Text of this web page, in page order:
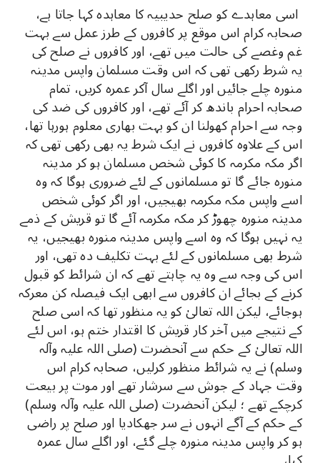
اسی معاہدے کو صلح حدیبیہ کا معاہدہ کہا جاتا ہے،
صحابہ کرام اس موقع پر کافروں کے طرز عمل سے بہت
غم وغصے کی حالت میں تھے، اور کافروں نے صلح کی
یہ شرط رکھی تھی کہ اس وقت مسلمان واپس مدینہ
منورہ چلے جائیں اور اگلے سال آکر عمرہ کریں، تمام
صحابہ احرام باندھ کر آئے تھے، اور کافروں کی ضد کی
وجہ سے احرام کھولنا ان کو بہت بھاری معلوم ہورہا تھا،
اس کے علاوہ کافروں نے ایک شرط یہ بھی رکھی تھی کہ
اگر مکہ مکرمہ کا کوئی شخص مسلمان ہو کر مدینہ
منورہ جائے گا تو مسلمانوں کے لئے ضروری ہوگا کہ وہ
اسے واپس مکہ مکرمہ بھیجیں، اور اگر کوئی شخص
مدینہ منورہ چھوڑ کر مکہ مکرمہ آئے گا تو قریش کے ذمے
یہ نہیں ہوگا کہ وہ اسے واپس مدینہ منورہ بھیجیں، یہ
شرط بھی مسلمانوں کے لئے بہت تکلیف دہ تھی، اور
اس کی وجہ سے وہ یہ چاہتے تھے کہ ان شرائط کو قبول
کرنے کے بجائے ان کافروں سے ابھی ایک فیصلہ کن معرکہ
ہوجائے، لیکن اللہ تعالیٰ کو یہ منظور تھا کہ اسی صلح
کے نتیجے میں آخر کار قریش کا اقتدار ختم ہو، اس لئے
اللہ تعالیٰ کے حکم سے آنحضرت (صلی اللہ علیہ وآلہ
وسلم) نے یہ شرائط منظور کرلیں، صحابہ کرام اس
وقت جہاد کے جوش سے سرشار تھے اور موت پر بیعت
کرچکے تھے ؛ لیکن آنحضرت (صلی اللہ علیہ وآلہ وسلم)
کے حکم کے آگے انہوں نے سر جھکادیا اور صلح پر راضی
ہو کر واپس مدینہ منورہ چلے گئے، اور اگلے سال عمرہ